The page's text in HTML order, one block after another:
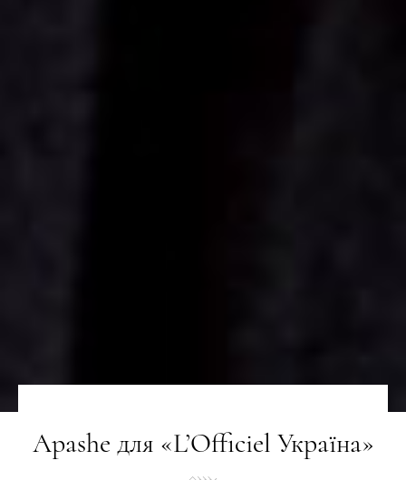
Apashe для «L’Officiel Україна»